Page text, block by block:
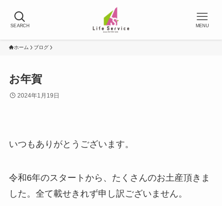
SEARCH MENU
ホーム ブログ
お年賀
2024年1月19日
いつもありがとうございます。
令和6年のスタートから、たくさんのお土産頂きま
した。全て載せきれず申し訳ございません。